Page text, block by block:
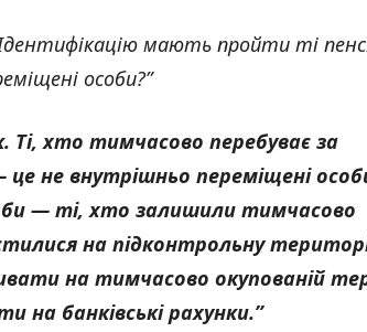
мають пройти ті
особи?”
Ті, хто тимчасово перебуває за
не внутрішньо переміщені
— ті, хто залишили тимчасово
на підконтрольну
на тимчасово окупованій
банківські рахунки.”